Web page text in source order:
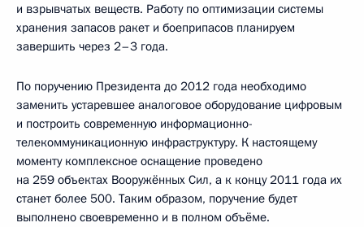
и взрывчатых веществ. Работу по оптимизации системы
хранения запасов ракет и боеприпасов планируем
завершить через 2–3 года.
По поручению Президента до 2012 года необходимо
заменить устаревшее аналоговое оборудование цифровым
и построить современную информационно-
телекоммуникационную инфраструктуру. К настоящему
моменту комплексное оснащение проведено
на 259 объектах Вооружённых Сил, а к концу 2011 года их
станет более 500. Таким образом, поручение будет
выполнено своевременно и в полном объёме.